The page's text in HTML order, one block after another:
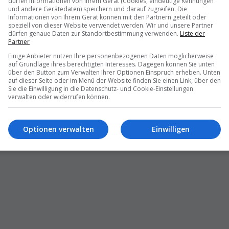
– 16:01
Diese Skylinestellt sogar
denSchatten
und andere Gerätedaten) speichern und darauf zugreifen. Die
Informationen von Ihrem Gerät können mit den Partnern geteilt oder
speziell von dieser Website verwendet werden. Wir und unsere Partner
dürfen genaue Daten zur Standortbestimmung verwenden. Liste der
Partner
Einige Anbieter nutzen Ihre personenbezogenen Daten möglicherweise
auf Grundlage ihres berechtigten Interesses. Dagegen können Sie unten
über den Button zum Verwalten Ihrer Optionen Einspruch erheben. Unten
auf dieser Seite oder im Menü der Website finden Sie einen Link, über den
Sie die Einwilligung in die Datenschutz- und Cookie-Einstellungen
verwalten oder widerrufen können.
Einwilligen
Optionen verwalten